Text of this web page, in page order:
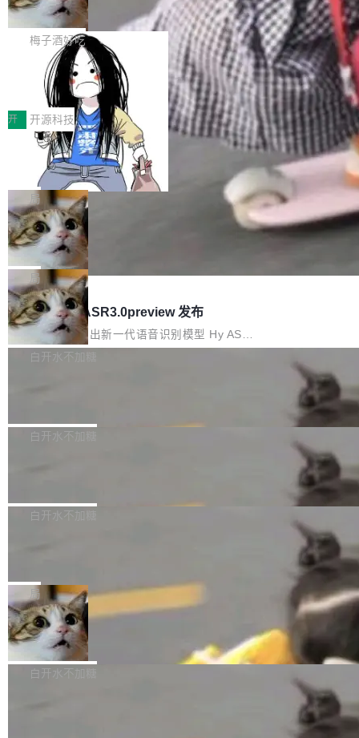
但对于金融、能源、医疗等对数据安全要求较...
Token花在哪里、算力是否被充分利用，以及持
续增长的AI成本该如何优化。 深信服AI算力网关
正是围绕这些实际问题，从Token治理和成本治
理两个方面，让用户的每一份算力都看得清、管
得住、用得稳、省得下、更安全！ 一、从现在开
始，Token使用一目...
不是一个人走。一同离开的还有 Sanjay Ghema
wat（Google 员工编号 23，Jeff Dean 二十多
年的编程搭档，MapReduce 和 Bigtable 的共同
作者）、Quoc Le（Google 大脑核心成员，Se
q2Seq 和 DocAI 的共同发明人）以及 Oriol Vin
yals（Gemini 联合负责人，AlphaSta...
字体可调、22 种语言、记忆搜索增强
打开终端就能上岗的全中文编码智能体，这一轮
把「看得清、用母语、记得住」三件事一次补
齐。 SolonCode 是什么 SolonCode 是杭州无
耳科技研发的企业级终端编码智能体——一位全
中文驱动的数字员工，自主理解需求、规划步
骤、编写代码。不挑模型、不挑平台，curl 一行
装完即用。 开源地址：Gitee · GitCode · GitHu
b 安装 支持 Java 8+（8~26）、macOS / Linu
x / Windows / Harmony PC。 # macOS / Linu
x / Harmony PC curl -fsSL https://solon.noea
r.org/solon...
梅子酒好吃
让“代码语义理解”深度释放AI Coding
价值潜能：华为云码道（CodeArts）
代码仓技术解析
一、代码仓深度理解技术的作用与价值 在软件工
程实践中，代码仓是企业核心知识资产的主要载
体。企业级代码仓库通常包含数十万乃至数百万
个文件，其规模远超单次模型调用可承载的上下
文窗口。随着项目规模的持续扩张与代码历史的
不断累积，代码仓中的模块关系、接口契约、业
务逻辑等关键信息往往分散于数十乃至数百个文
件之中，形成高度复杂的知识关联网络。传统的
代码检索手段（如关键词匹配、目录遍历）仅能
在语法层面完成文本定位，难以触及代码的语义
内涵与结构关联，导致开发者使用代码智能体在
理解大规模代码仓时面临显著"代码仓理解"瓶
颈。 代码仓深度理解服务（以下简称" CodeBas
e深度理解服务"）是华为云码道（CodeA...
开 开源科技
一条“删库”命令跑 17 小时，算法工程
师删光 89TB 数据只为干私活
最高人民检察院8月4日公布了一起案件：北京一
名90后算法工程师王某，为了给自己接的私活腾
服务器空间，删光了公司AI游戏部门的全部核心
数据。 王某2024年1月入职东城区某科技公司AI
短剧部门，有互联网大厂背景。在公司内部架构
调整期间，部门三次通知全员将数据从A集群迁
移到B集群，王某都回复了"收到"。 他没有迁移
数据。2024年9月3日下午4点，他使用此前登录
的账号密码进入A集群，输入了一条被程序员圈
称为"删库跑路"的命令——最高管理员权限、无
自研的多个文生3D和...
局
Cloudflare 分享推理优化实践：KV ca
che 量化 + 权重压缩，吞吐量提升 4
1%，成本降 30%
Kimi 和 GLM 是当前最强的大模型系列之一，但
它们有一个共同的问题：太吃显存了。月之暗面
的 Kimi K 系列和智谱的 GLM 都是长上下文、M
oE 架构的大模型，好用到让人上瘾，但 GPU 显
存永远不够用。 Cloudflare 的 Workers AI 团队
一直在跑这些模型的推理。他们在官方博客上发
整性保护。效果是：吞吐量提升 41%，每 token
局
腾讯混元 Hy ASR3.0preview 发布
腾讯混元正式推出新一代语音识别模型 Hy ASR
3.0preview。基于最新一代大语言模型 Hy3 的
让语音识别不再只是听清，而是真正听懂。通过
w 不要求标准普通话，方言识别覆盖粤语、吴语
白开水不加糖
新和少量网页兼容性修复版本。 Changes/fixe
容提供的字体时出现的几个问题 为避免音频加
质的最低采样率）的音频格式将被拒绝 修复了 C
SS 圆角虚线样式中可能存在的问题 如果表单中
的图像元素不在同一个子树中，则它们将不再关
联 加...
白开水不加糖
发布的 Release Notes，他利用 AI 工具（如 Co
最强的若干项。对于尚未正式发版的 PG 19，则
通过拉取过去一年内（从 PG 18 Beta1 时间点
至今）的所有 commit，同样交由 AI 分析提炼。
经过人工复核，准确度令人满意。这一方法也为
社区爱好者提供了高效跟踪新版本的思路。
白开水不加糖
维护工作一直与我的日常工作、家务、社交生活
和休闲娱乐竞争时间。" 这是 libexpat 维护者 S
ebastian Pipping 写在博客里的话。8 月 4 日，
他宣布了一个新消息：从 2026 年 8 月 1 日起，
他可以全职维护 libexpat 了，最长 6 个月。发
局
Firefox 153.0.3 发布
Firefox 153.0.3 现已发布，具体更新内容如
下： New Smart Window 包含多项增强功能：
白开水不加糖